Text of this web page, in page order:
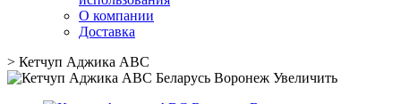
О компании
Доставка
> Кетчуп Аджика ABC
Увеличить